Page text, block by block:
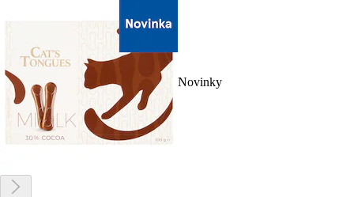
Novinky